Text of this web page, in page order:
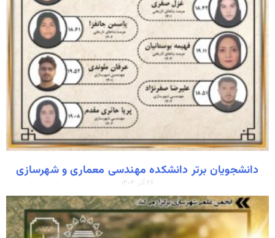
دانشجویان برتر دانشکده مهندسی معماری و شهرسازی
۲۶ آذر ۱۴۰۴